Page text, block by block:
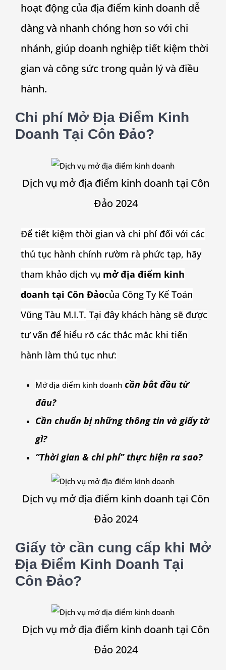
hoạt động của địa điểm kinh doanh dễ
dàng và nhanh chóng hơn so với chi
nhánh, giúp doanh nghiệp tiết kiệm thời
gian và công sức trong quản lý và điều
hành.
Chi phí Mở Địa Điểm Kinh
Doanh Tại Côn Đảo?
Dịch vụ mở địa điểm kinh doanh tại Côn
Đảo 2024
Để tiết kiệm thời gian và chi phí đối với các
thủ tục hành chính rườm rà phức tạp, hãy
tham khảo dịch vụ mở địa điểm kinh
doanh tại Côn Đảocủa Công Ty Kế Toán
Vũng Tàu M.I.T. Tại đây khách hàng sẽ được
tư vấn để hiểu rõ các thắc mắc khi tiến
hành làm thủ tục như:
Mở địa điểm kinh doanh cần bắt đầu từ
đâu?
Cần chuẩn bị những thông tin và giấy tờ
gì?
“Thời gian & chi phí” thực hiện ra sao?
Dịch vụ mở địa điểm kinh doanh tại Côn
Đảo 2024
Giấy tờ cần cung cấp khi Mở
Địa Điểm Kinh Doanh Tại
Côn Đảo?
Dịch vụ mở địa điểm kinh doanh tại Côn
Đảo 2024